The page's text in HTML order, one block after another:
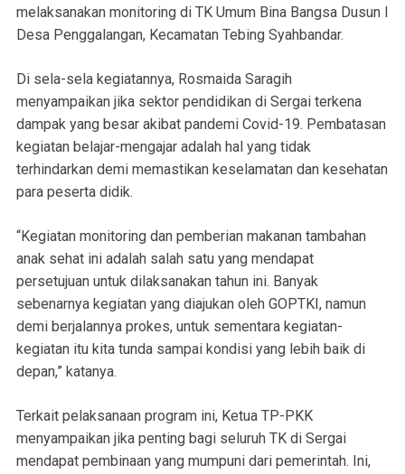
melaksanakan monitoring di TK Umum Bina Bangsa Dusun I
Desa Penggalangan, Kecamatan Tebing Syahbandar.
Di sela-sela kegiatannya, Rosmaida Saragih
menyampaikan jika sektor pendidikan di Sergai terkena
dampak yang besar akibat pandemi Covid-19. Pembatasan
kegiatan belajar-mengajar adalah hal yang tidak
terhindarkan demi memastikan keselamatan dan kesehatan
para peserta didik.
“Kegiatan monitoring dan pemberian makanan tambahan
anak sehat ini adalah salah satu yang mendapat
persetujuan untuk dilaksanakan tahun ini. Banyak
sebenarnya kegiatan yang diajukan oleh GOPTKI, namun
demi berjalannya prokes, untuk sementara kegiatan-
kegiatan itu kita tunda sampai kondisi yang lebih baik di
depan,” katanya.
Terkait pelaksanaan program ini, Ketua TP-PKK
menyampaikan jika penting bagi seluruh TK di Sergai
mendapat pembinaan yang mumpuni dari pemerintah. Ini,